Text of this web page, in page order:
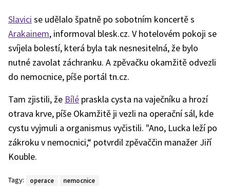
Slavici se udělalo špatně po sobotním koncertě s
Arakainem, informoval blesk.cz. V hotelovém pokoji se
svíjela bolestí, která byla tak nesnesitelná, že bylo
nutné zavolat záchranku. A zpěvačku okamžitě odvezli
do nemocnice, píše portál tn.cz.
Tam zjistili, že Bílé praskla cysta na vaječníku a hrozí
otrava krve, píše Okamžitě ji vezli na operační sál, kde
cystu vyjmuli a organismus vyčistili. "Ano, Lucka leží po
zákroku v nemocnici,“ potvrdil zpěvaččin manažer Jiří
Kouble.
Tagy: operace nemocnice